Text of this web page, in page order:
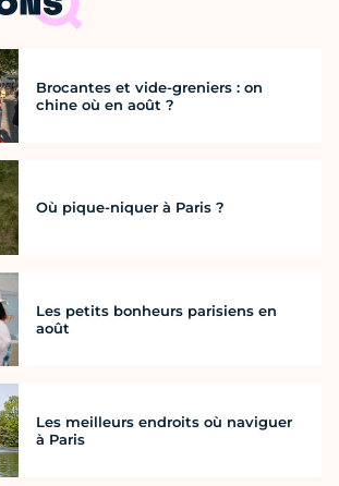
Brocantes et vide-greniers : on
chine où en août ?
Où pique-niquer à Paris ?
Les petits bonheurs parisiens en
août
Les meilleurs endroits où naviguer
à Paris